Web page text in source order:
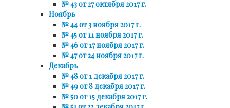
№ 43 от 27 октября 2017 г.
Ноябрь
№ 44 от 3 ноября 2017 г.
№ 45 от 11 ноября 2017 г.
№ 46 от 17 ноября 2017 г.
№ 47 от 24 ноября 2017 г.
Декабрь
№ 48 от 1 декабря 2017 г.
№ 49 от 8 декабря 2017 г.
№ 50 от 15 декабря 2017 г.